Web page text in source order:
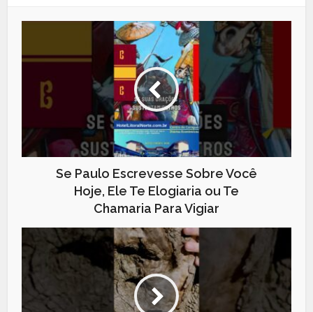
Se Paulo Escrevesse Sobre Você
Hoje, Ele Te Elogiaria ou Te
Chamaria Para Vigiar